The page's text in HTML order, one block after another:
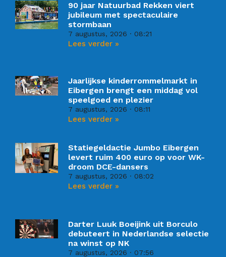
90 jaar Natuurbad Rekken viert
jubileum met spectaculaire
stormbaan
7 augustus, 2026 08:21
Lees verder »
Jaarlijkse kinderrommelmarkt in
Eibergen brengt een middag vol
speelgoed en plezier
7 augustus, 2026 08:11
Lees verder »
Statiegeldactie Jumbo Eibergen
levert ruim 400 euro op voor WK-
droom DCE-dansers
7 augustus, 2026 08:02
Lees verder »
Darter Luuk Boeijink uit Borculo
debuteert in Nederlandse selectie
na winst op NK
7 augustus, 2026 07:56